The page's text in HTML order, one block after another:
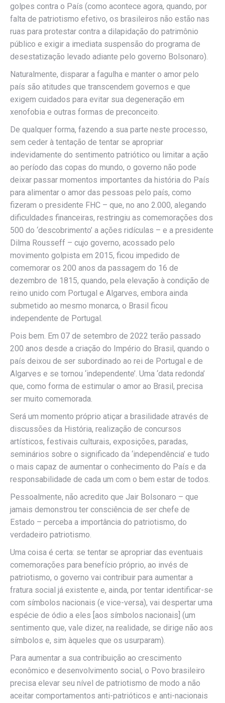
golpes contra o País (como acontece agora, quando, por
falta de patriotismo efetivo, os brasileiros não estão nas
ruas para protestar contra a dilapidação do patrimônio
público e exigir a imediata suspensão do programa de
desestatização levado adiante pelo governo Bolsonaro).
Naturalmente, disparar a fagulha e manter o amor pelo
país são atitudes que transcendem governos e que
exigem cuidados para evitar sua degeneração em
xenofobia e outras formas de preconceito.
De qualquer forma, fazendo a sua parte neste processo,
sem ceder à tentação de tentar se apropriar
indevidamente do sentimento patriótico ou limitar a ação
ao período das copas do mundo, o governo não pode
deixar passar momentos importantes da história do País
para alimentar o amor das pessoas pelo país, como
fizeram o presidente FHC – que, no ano 2.000, alegando
dificuldades financeiras, restringiu as comemorações dos
500 do ‘descobrimento’ a ações ridículas – e a presidente
Dilma Rousseff – cujo governo, acossado pelo
movimento golpista em 2015, ficou impedido de
comemorar os 200 anos da passagem do 16 de
dezembro de 1815, quando, pela elevação à condição de
reino unido com Portugal e Algarves, embora ainda
submetido ao mesmo monarca, o Brasil ficou
independente de Portugal.
Pois bem. Em 07 de setembro de 2022 terão passado
200 anos desde a criação do Império do Brasil, quando o
país deixou de ser subordinado ao rei de Portugal e de
Algarves e se tornou ‘independente’. Uma ‘data redonda’
que, como forma de estimular o amor ao Brasil, precisa
ser muito comemorada.
Será um momento próprio atiçar a brasilidade através de
discussões da História, realização de concursos
artísticos, festivais culturais, exposições, paradas,
seminários sobre o significado da ‘independência’ e tudo
o mais capaz de aumentar o conhecimento do País e da
responsabilidade de cada um com o bem estar de todos.
Pessoalmente, não acredito que Jair Bolsonaro – que
jamais demonstrou ter consciência de ser chefe de
Estado – perceba a importância do patriotismo, do
verdadeiro patriotismo.
Uma coisa é certa: se tentar se apropriar das eventuais
comemorações para benefício próprio, ao invés de
patriotismo, o governo vai contribuir para aumentar a
fratura social já existente e, ainda, por tentar identificar-se
com símbolos nacionais (e vice-versa), vai despertar uma
espécie de ódio a eles [aos símbolos nacionais] (um
sentimento que, vale dizer, na realidade, se dirige não aos
símbolos e, sim àqueles que os usurparam).
Para aumentar a sua contribuição ao crescimento
econômico e desenvolvimento social, o Povo brasileiro
precisa elevar seu nível de patriotismo de modo a não
aceitar comportamentos anti-patrióticos e anti-nacionais